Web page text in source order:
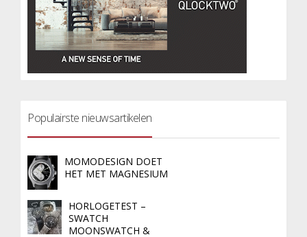
Populairste nieuwsartikelen
MOMODESIGN DOET
HET MET MAGNESIUM
HORLOGETEST –
SWATCH
MOONSWATCH &